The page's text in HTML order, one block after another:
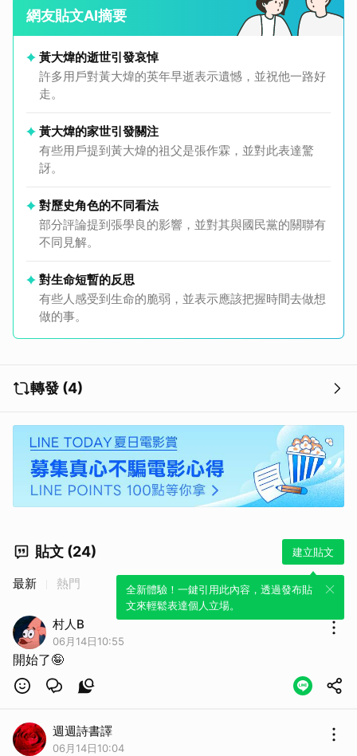
網友貼文AI摘要
黃大煒的逝世引發哀悼
許多用戶對黃大煒的英年早逝表示遺憾，並祝他一路好
走。
黃大煒的家世引發關注
有些用戶提到黃大煒的祖父是張作霖，並對此表達驚
訝。
對歷史角色的不同看法
部分評論提到張學良的影響，並對其與國民黨的關聯有
不同見解。
對生命短暫的反思
有些人感受到生命的脆弱，並表示應該把握時間去做想
做的事。
轉發 (4)
貼文 (24) 建立貼文
全新體驗！一鍵引用此內容，透過發布貼
文來輕鬆表達個人立場。
最新 熱門
村人B
06月14日10:55
開始了🤪
週週詩書譯
06月14日10:04